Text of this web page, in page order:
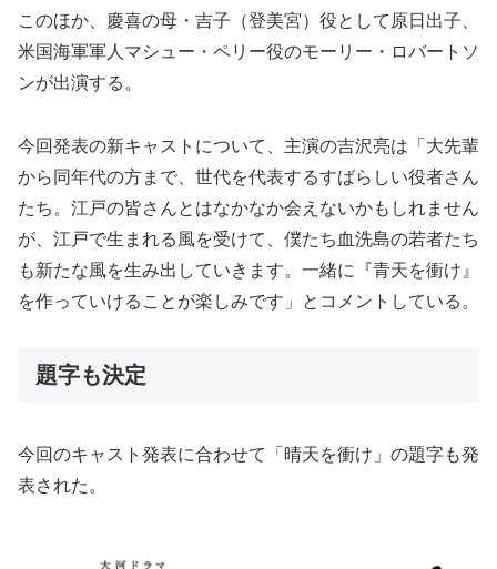
このほか、慶喜の母・吉子（登美宮）役として原日出子、
米国海軍軍人マシュー・ペリー役のモーリー・ロバートソ
ンが出演する。
今回発表の新キャストについて、主演の吉沢亮は「大先輩
から同年代の方まで、世代を代表するすばらしい役者さん
たち。江戸の皆さんとはなかなか会えないかもしれません
が、江戸で生まれる風を受けて、僕たち血洗島の若者たち
も新たな風を生み出していきます。一緒に『青天を衝け』
を作っていけることが楽しみです」とコメントしている。
題字も決定
今回のキャスト発表に合わせて「晴天を衝け」の題字も発
表された。